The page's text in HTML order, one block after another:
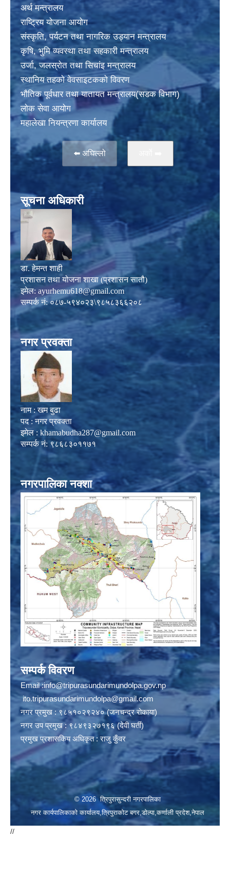
अर्थ मन्त्रालय
राष्ट्रिय योजना आयोग
संस्कृति, पर्यटन तथा नागरिक उड्यान मन्त्रालय
कृषि, भुमि व्यवस्था तथा सहकारी मन्त्रालय
उर्जा, जलस्राेत तथा सिचांइ मन्त्रालय
स्थानिय तहकाे वेवसाइटककाे विवरण
भाैतिक पूर्वधार तथा यातायत मन्त्रालय(सडक विभाग)
लाेक सेवा आयोग
महालेखा नियन्त्रणा कार्यालय
⬅️ अघिल्लो
सूचना अधिकारी
डा. हेमन्त शाही
प्रशासन तथा योजना शाखा (प्रशासन सातौ)
इमेल: ayurhemu618@gmail.com
सम्पर्क नं: ०८७-५९४०२३\९८५८३६६२०८
नगर प्रवक्ता
नाम : खम बुढा
पद : नगर प्रवक्ता
इमेल : khamabudha287@gmail.com
सम्पर्क नं: ९८६८३०११७१
नगरपालिका नक्शा
सम्पर्क विवरण
Email :info@tripurasundarimundolpa.gov.np
ito.tripurasundarimundolpa@gmail.com
नगर प्रमुख : ९८५१०२९२४० (जनचन्द्र रोकाया)
नगर उप प्रमुख : ९८४९३२७१९६ (देवी घर्ती)
प्रमुख प्रशासकिय अधिकृत : राजु कुँवर
© 2026 त्रिपुरासुन्दरी नगरपालिका
नगर कार्यपालिकाको कार्यालय,त्रिपुराकोट बगर,डोल्पा,कर्णाली प्रदेश,नेपाल
//